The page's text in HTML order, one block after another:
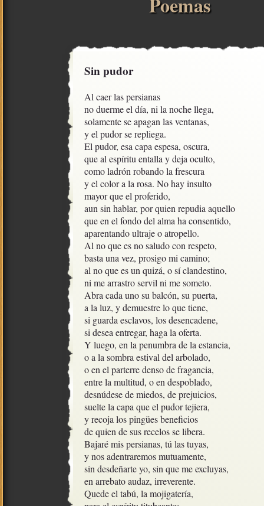
Sin pudor
Al caer las persianas
no duerme el día, ni la noche llega,
solamente se apagan las ventanas,
y el pudor se repliega.
El pudor, esa capa espesa, oscura,
que al espíritu entalla y deja oculto,
como ladrón robando la frescura
y el color a la rosa. No hay insulto
mayor que el proferido,
aun sin hablar, por quien repudia aquello
que en el fondo del alma ha consentido,
aparentando ultraje o atropello.
Al no que es no saludo con respeto,
basta una vez, prosigo mi camino;
al no que es un quizá, o sí clandestino,
ni me arrastro servil ni me someto.
Abra cada uno su balcón, su puerta,
a la luz, y demuestre lo que tiene,
si guarda esclavos, los desencadene,
si desea entregar, haga la oferta.
Y luego, en la penumbra de la estancia,
o a la sombra estival del arbolado,
o en el parterre denso de fragancia,
entre la multitud, o en despoblado,
desnúdese de miedos, de prejuicios,
suelte la capa que el pudor tejiera,
y recoja los pingües beneficios
de quien de sus recelos se libera.
Bajaré mis persianas, tú las tuyas,
y nos adentraremos mutuamente,
sin desdeñarte yo, sin que me excluyas,
en arrebato audaz, irreverente.
Quede el tabú, la mojigatería,